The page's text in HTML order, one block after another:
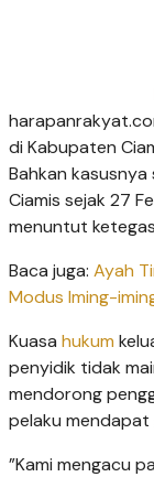
di Kabupaten
Bahkan
Ciamis sejak 27
menuntut
Baca juga: Ayah
Modus Iming-
​Kuasa hukum
penyidik tidak
mendorong
pelaku mendapat
​”Kami mengacu